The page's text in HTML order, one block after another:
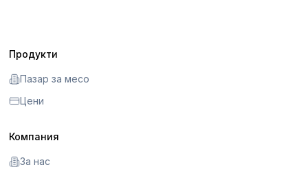
Продукти
Пазар за месо
Цени
Компания
За нас